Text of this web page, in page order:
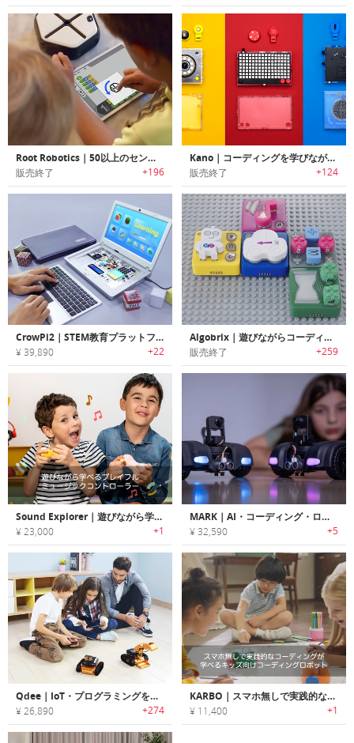
Root Robotics｜50以上のセンサーとアクチュエータを搭載したSTEMコーディングロボット「ルート」
販売終了 +196
Kano｜コーディングを学びながらスマートカメラ/スピーカー/ライトボードを作成可能なトイキット「カノ」
販売終了 +124
CrowPi2｜STEM教育プラットフォームになるRaspberry Piラップトップ「クロウパイ2」
¥ 39,890 +22
Algobrix｜遊びながらコーディングが学べるプログラムブロックトイ「アルゴブリックス」
販売終了 +259
Sound Explorer｜遊びながら学べるプレイフルミュージックコントローラー「サウンドエクスプローラー」
¥ 23,000 +1
MARK｜AI・コーディング・ロボティクスについて学べるDIYロボットキット「マーク」
¥ 32,590 +5
Qdee｜IoT・プログラミングを学習できるキッズ向け教育ロボットキット「キューディー」
¥ 26,890 +274
KARBO｜スマホ無しで実践的なコーディングが学べるキッズ向けコーディングロボット「カルボ」
¥ 11,400 +1